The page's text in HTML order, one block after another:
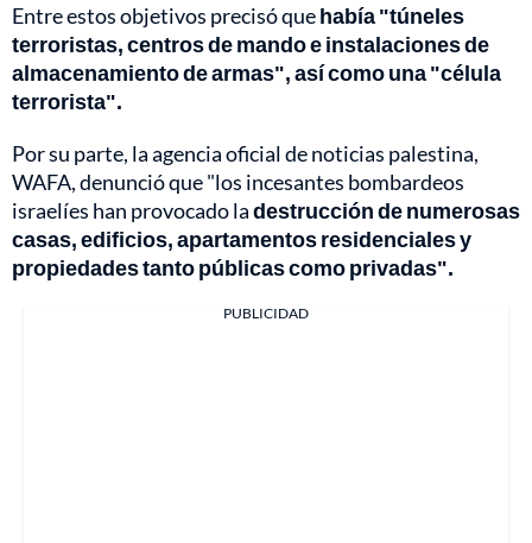
Entre estos objetivos precisó quehabía "túneles
terroristas, centros de mando e instalaciones de
almacenamiento de armas", así como una "célula
terrorista".
Por su parte, la agencia oficial de noticias palestina,
WAFA, denunció que "los incesantes bombardeos
israelíes han provocado ladestrucción de numerosas
casas, edificios, apartamentos residenciales y
propiedades tanto públicas como privadas".
PUBLICIDAD